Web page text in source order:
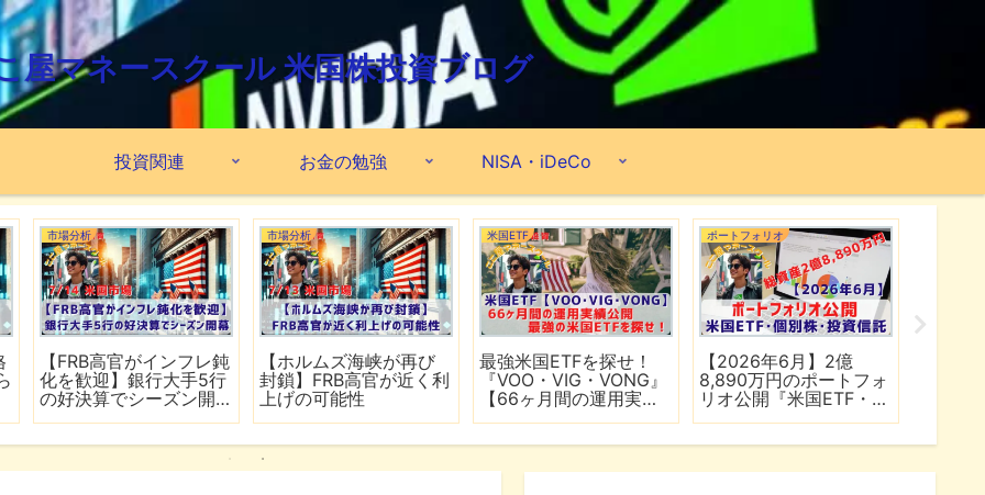
屋マネースクール 米国株投資ブログ
投資関連 お金の勉強 NISA・iDeCo
市場分析
【FRB高官がインフレ鈍
化を歓迎】銀行大手5行
の好決算でシーズン開
市場分析
【ホルムズ海峡が再び
封鎖】FRB高官が近く利
上げの可能性
米国ETF
最強米国ETFを探せ！
『VOO・VIG・VONG』
【66ヶ月間の運用実績
ポートフォリオ
【2026年6月】2億
8,890万円のポートフォ
リオ公開『米国ETF・個